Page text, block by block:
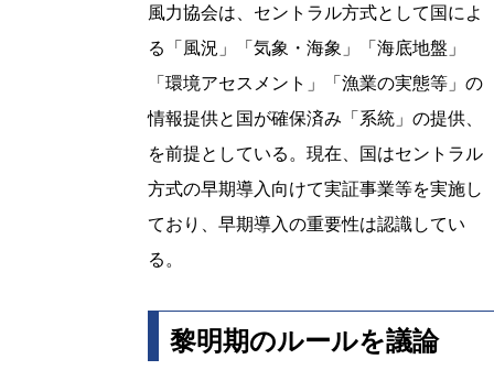
風力協会は、セントラル方式として国によ
る「風況」「気象・海象」「海底地盤」
「環境アセスメント」「漁業の実態等」の
情報提供と国が確保済み「系統」の提供、
を前提としている。現在、国はセントラル
方式の早期導入向けて実証事業等を実施し
ており、早期導入の重要性は認識してい
る。
黎明期のルールを議論